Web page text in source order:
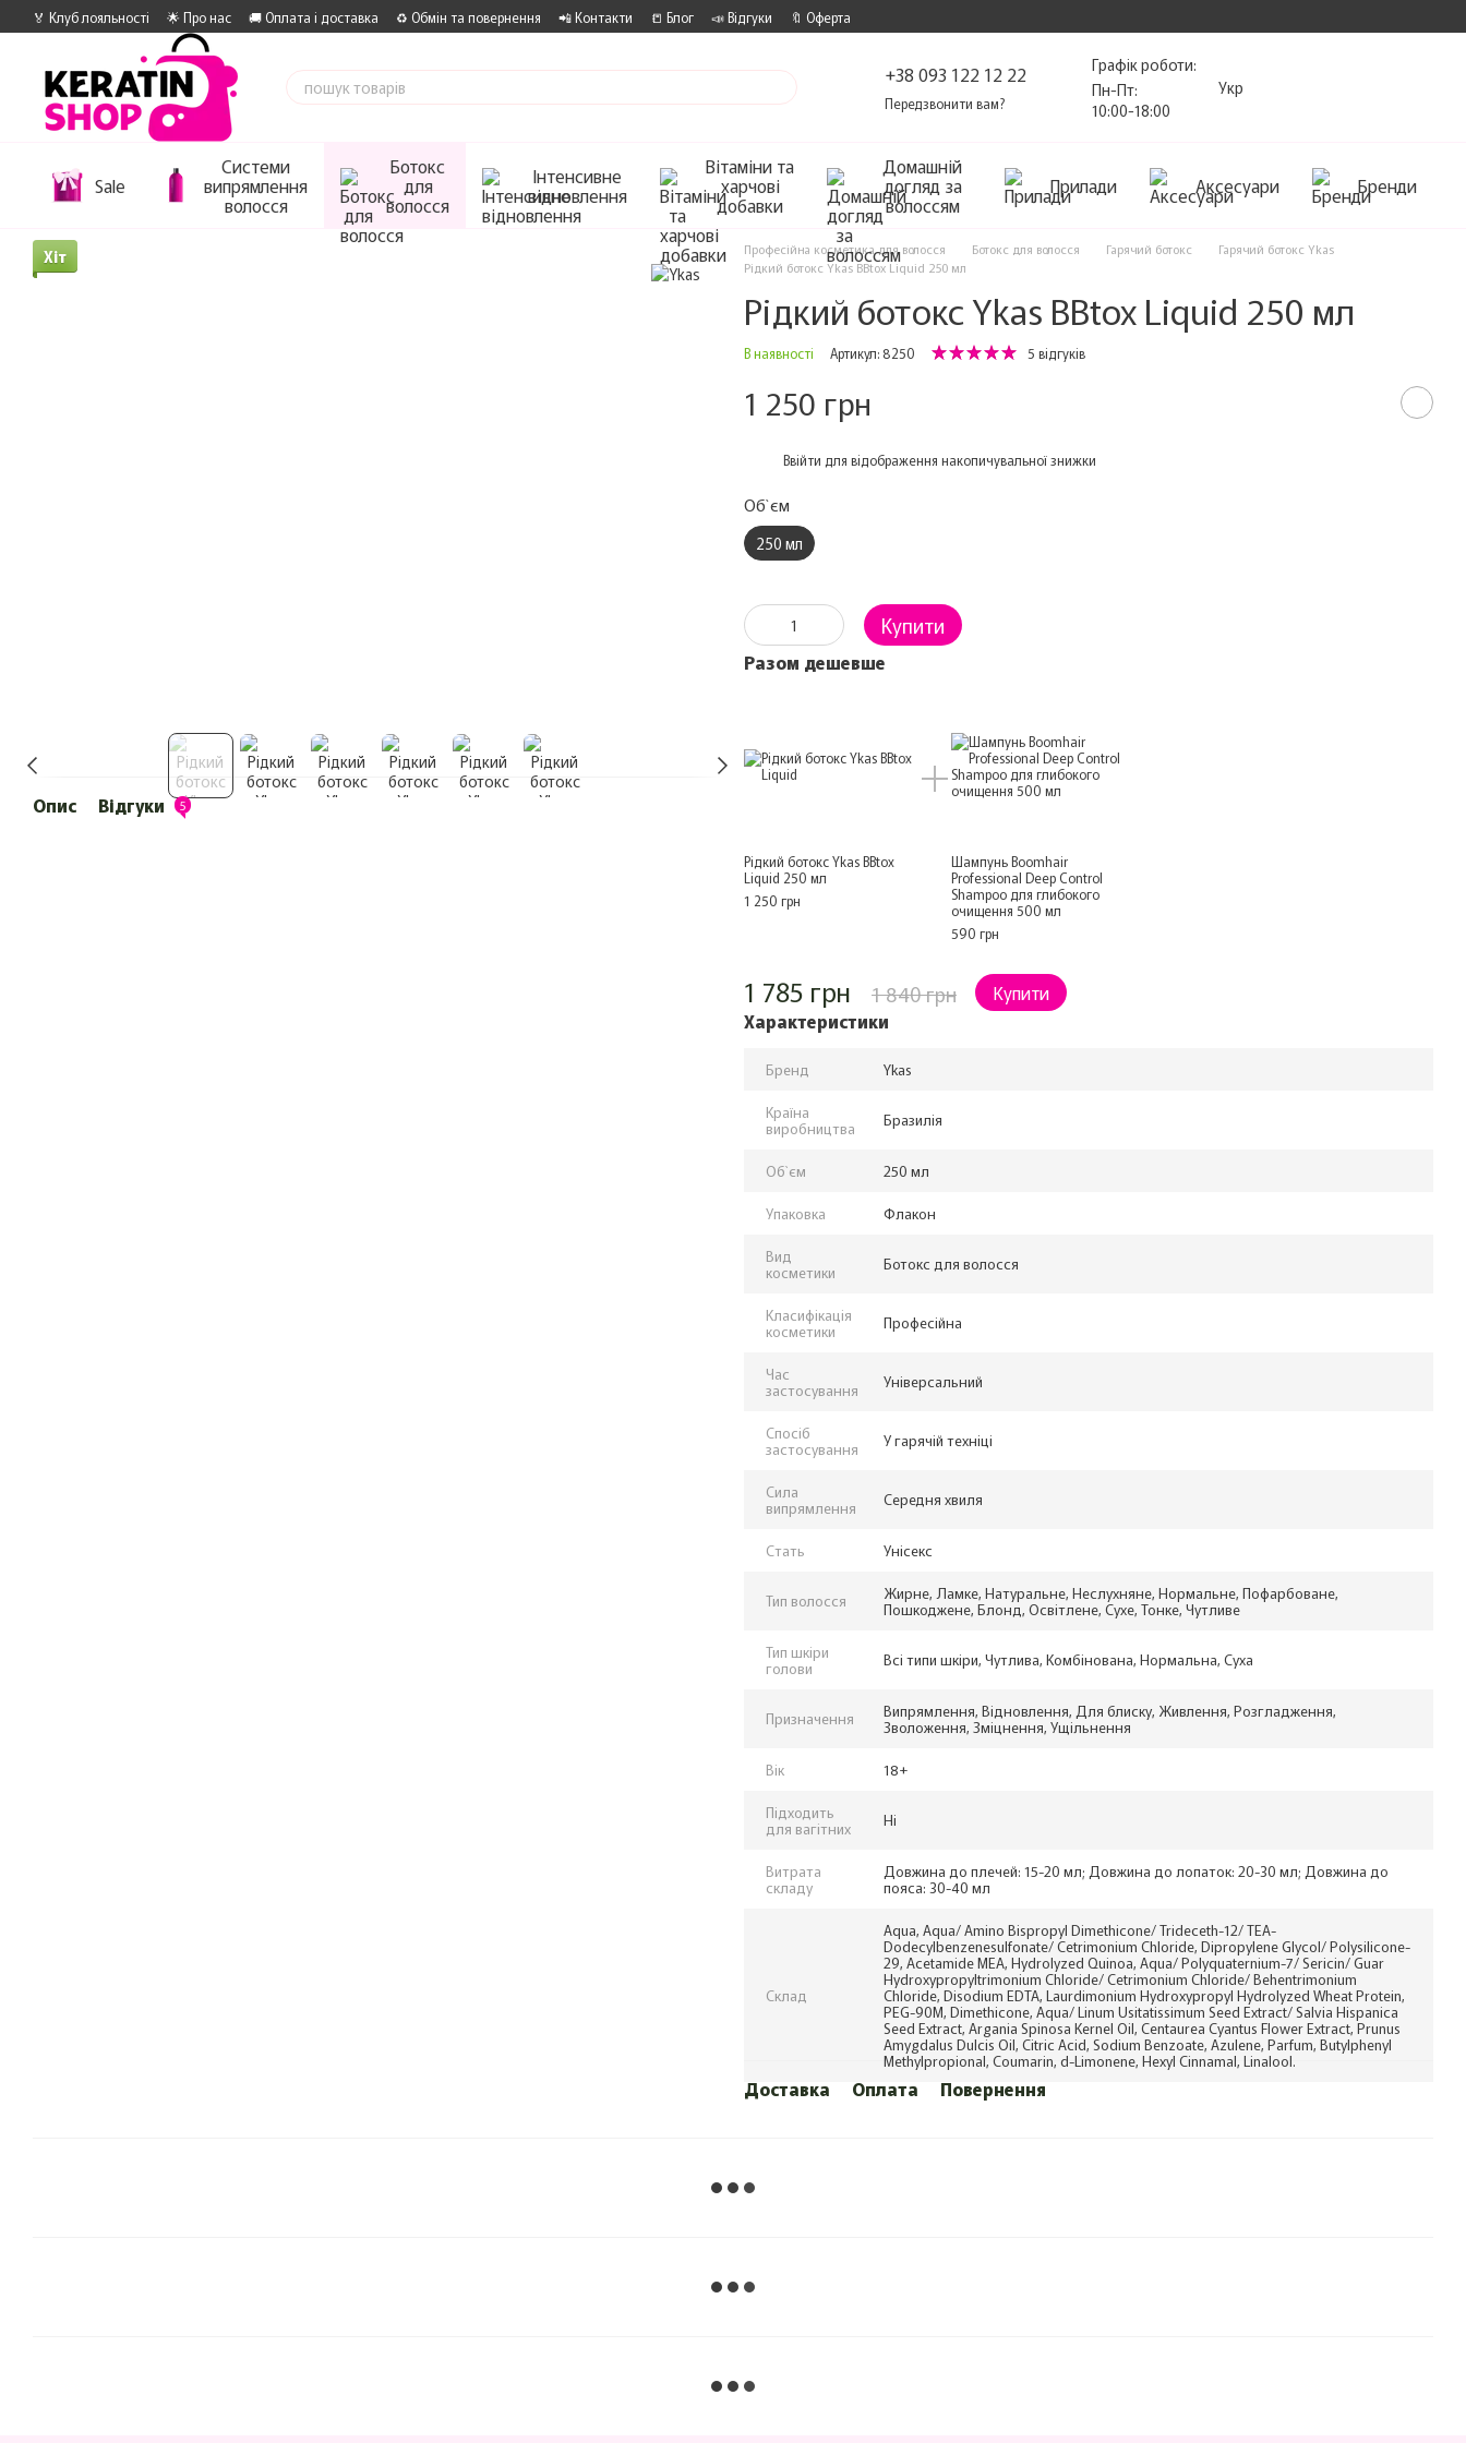
Перейти до основного контенту
🏅 Клуб лояльності 🌟 Про нас 🚚 Оплата і доставка ♻️ Обмін та повернення 📲 Контакти 📒 Блог 📣 Відгуки 🔖 Оферта
+38 093 122 12 22
Передзвонити вам?
Графік роботи:
Пн-Пт:
10:00-18:00
Укр
Sale
Системи
випрямлення
волосся
Ботокс
для
волосся
Інтенсивне
відновлення
Вітаміни та
харчові
добавки
Домашній
догляд за
волоссям
Прилади Аксесуари Бренди
Хіт
Опис Відгуки 5
Професійна косметика для волосся Ботокс для волосся Гарячий ботокс
Гарячий ботокс Ykas
Рідкий ботокс Ykas BBtox Liquid 250 мл
Рідкий ботокс Ykas BBtox Liquid 250 мл
В наявності Артикул: 8250 5 відгуків
1 250 грн
Ввійти для відображення накопичувальної знижки
Об`єм
250 мл
Купити
Разом дешевше
Рідкий ботокс Ykas BBtox
Liquid 250 мл
1 250 грн
Шампунь Boomhair
Professional Deep Control
Shampoo для глибокого
очищення 500 мл
590 грн
1 785 грн 1 840 грн
Купити
Характеристики
Бренд Ykas
Країна
виробництва Бразилія
Об`єм 250 мл
Упаковка Флакон
Вид
косметики Ботокс для волосся
Класифікація
косметики Професійна
Час
застосування Універсальний
Спосіб
застосування У гарячій техніці
Сила
випрямлення Середня хвиля
Стать Унісекс
Тип волосся Жирне, Ламке, Натуральне, Неслухняне, Нормальне, Пофарбоване,
Пошкоджене, Блонд, Освітлене, Сухе, Тонке, Чутливе
Тип шкіри
голови Всі типи шкіри, Чутлива, Комбінована, Нормальна, Суха
Призначення Випрямлення, Відновлення, Для блиску, Живлення, Розгладження,
Зволоження, Зміцнення, Ущільнення
Вік 18+
Підходить
для вагітних Ні
Витрата
складу
Довжина до плечей: 15-20 мл; Довжина до лопаток: 20-30 мл; Довжина до
пояса: 30-40 мл
Склад
Aqua, Aqua/ Amino Bispropyl Dimethicone/ Trideceth-12/ TEA-
Dodecylbenzenesulfonate/ Cetrimonium Chloride, Dipropylene Glycol/ Polysilicone-
29, Acetamide MEA, Hydrolyzed Quinoa, Aqua/ Polyquaternium-7/ Sericin/ Guar
Hydroxypropyltrimonium Chloride/ Cetrimonium Chloride/ Behentrimonium
Chloride, Disodium EDTA, Laurdimonium Hydroxypropyl Hydrolyzed Wheat Protein,
PEG-90M, Dimethicone, Aqua/ Linum Usitatissimum Seed Extract/ Salvia Hispanica
Seed Extract, Argania Spinosa Kernel Oil, Centaurea Cyantus Flower Extract, Prunus
Amygdalus Dulcis Oil, Citric Acid, Sodium Benzoate, Azulene, Parfum, Butylphenyl
Methylpropional, Coumarin, d-Limonene, Hexyl Cinnamal, Linalool.
Доставка Оплата Повернення